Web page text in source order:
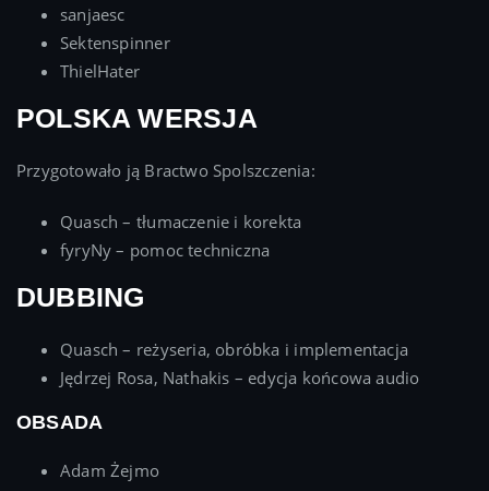
sanjaesc
Sektenspinner
ThielHater
POLSKA WERSJA
Przygotowało ją Bractwo Spolszczenia:
Quasch – tłumaczenie i korekta
fyryNy – pomoc techniczna
DUBBING
Quasch – reżyseria, obróbka i implementacja
Jędrzej Rosa, Nathakis – edycja końcowa audio
OBSADA
Adam Żejmo